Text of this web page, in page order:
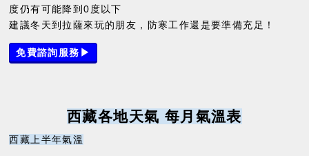
度仍有可能降到0度以下
建議冬天到拉薩來玩的朋友，防寒工作還是要準備充足！
免費諮詢服務▶
西藏各地天氣 每月氣溫表
西藏上半年氣溫